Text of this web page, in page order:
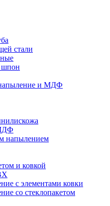
стали
шпон
и МДФ
напылением
и ковкой
с элементами ковки
со стеклопакетом